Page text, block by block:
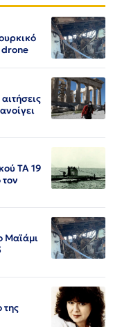
drone
ΤΑ 19
Μαϊάμι
της